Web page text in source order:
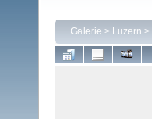
Galerie > Luzern >